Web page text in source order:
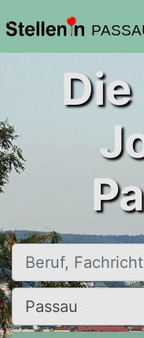
Beruf, Fachrichtung,
Ort, Stadt